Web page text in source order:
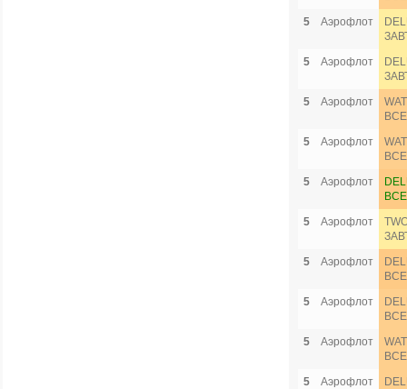
5
Аэрофлот
5
Аэрофлот
5
Аэрофлот
5
Аэрофлот
5
Аэрофлот
5
Аэрофлот
5
Аэрофлот
5
Аэрофлот
5
Аэрофлот
5
Аэрофлот